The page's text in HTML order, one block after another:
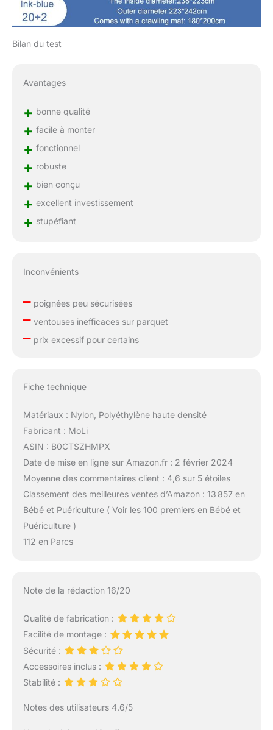
Bilan du test
Avantages
+ bonne qualité
+ facile à monter
+ fonctionnel
+ robuste
+ bien conçu
+ excellent investissement
+ stupéfiant
Inconvénients
–poignées peu sécurisées
–ventouses inefficaces sur parquet
–prix excessif pour certains
Fiche technique
Matériaux : Nylon, Polyéthylène haute densité
Fabricant : MoLi
ASIN : B0CTSZHMPX
Date de mise en ligne sur Amazon.fr : 2 février 2024
Moyenne des commentaires client : 4,6 sur 5 étoiles
Classement des meilleures ventes d’Amazon : 13 857 en
Bébé et Puériculture ( Voir les 100 premiers en Bébé et
Puériculture )
112 en Parcs
Note de la rédaction 16/20
Qualité de fabrication :
Facilité de montage :
Sécurité :
Accessoires inclus :
Stabilité :
Notes des utilisateurs 4.6/5